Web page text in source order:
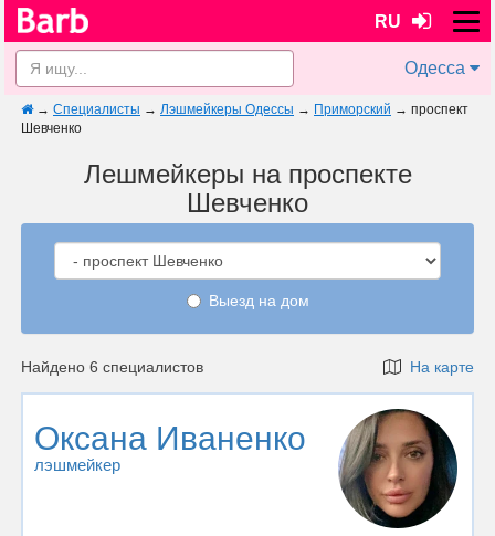
RU
Одесса
→ Специалисты → Лэшмейкеры Одессы → Приморский → проспект
Шевченко
Лешмейкеры на проспекте
Шевченко
Выезд на дом
Найдено 6 специалистов На карте
Оксана Иваненко
лэшмейкер